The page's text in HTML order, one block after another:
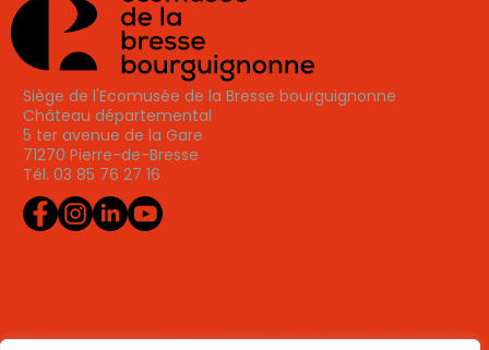
Siège de l'Ecomusée de la Bresse bourguignonne
Château départemental
5 ter avenue de la Gare
71270 Pierre-de-Bresse
Tél. 03 85 76 27 16